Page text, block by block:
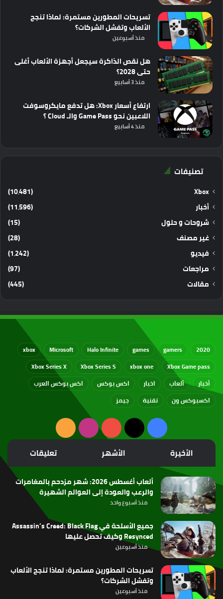
تسريحات المطورين مستمرة: لماذا تنجح
الألعاب وتفشل الشركات؟
منذ أسبوعين
هل نقص الذاكرة سيجعل أجهزة الألعاب أغلى
حتى 2028؟
منذ 3 أسابيع
ارتفاع أسعار Xbox: هل تدفع مايكروسوفت
اللاعبين نحو Game Pass والـ Cloud ؟
منذ 4 أسابيع
تصنيفات
Xbox
(10٬481)
أخبار
(11٬596)
شروحات و حلول
(15)
غير مصنف
(28)
فيديو
(1٬242)
مراجعات
(97)
مقالات
(445)
2020
gamers
games
Halo Infinite
Microsoft
xbox
Xbox Game pass
xbox one
Xbox Series S
Xbox Series X
أخبار
ألعاب اخبار اكس بوكس
اكس بوكس العرب
اكسبوكس ون
تقنية جيمز
فيسبوك
‫X
‫YouTubeانستقرامملخص
الموقع
RSS
الأخيرة الأشهر تعليقات
ألعاب أغسطس 2026: شهر مزدحم بالمغامرات
والرعب والعودة إلى العوالم الشهيرة
منذ أسبوع واحد
جميع الأسلحة في Assassin’s Creed: Black Flag
Resynced وكيف تحصل عليها
منذ أسبوعين
تسريحات المطورين مستمرة: لماذا تنجح الألعاب
وتفشل الشركات؟
منذ أسبوعين